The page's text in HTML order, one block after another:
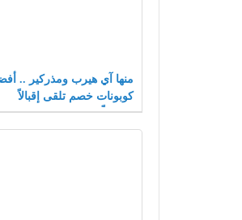
منها آي هيرب ومذركير ..
كوبونات خصم تلقى إقبالاً
متزايداً بعام 2021